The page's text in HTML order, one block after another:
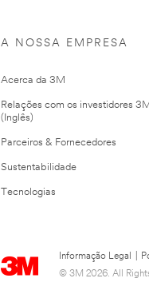
A NOSSA EMPRESA
Acerca da 3M
Relações com os investidores 3M
(Inglês)
Parceiros & Fornecedores
Sustentabilidade
Tecnologias
Informação Legal
© 3M 2026. All